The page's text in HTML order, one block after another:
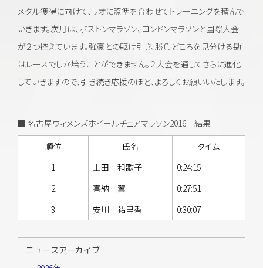
メダル獲得に向けて、リオに照準を合わせてトレーニングを積んで
いきます。次月は、ボストンマラソン、ロンドンマラソンと国際大会
が２つ控えています。強豪との駆け引き、勝負どころを見分ける勘
はレースでしか培うことができません。２大会を通してさらに進化
していきますので、引き続き応援のほど、よろしくお願いいたします。
■ 名古屋ウィメンズホイールチェアマラソン2016 結果
順位
氏名
タイム
1
土田 和歌子
0:24:15
2
喜納 翼
0:27:51
3
安川 祐里香 0:30:07
ニュースアーカイブ